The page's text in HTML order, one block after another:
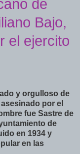
de
Bajo,
el ejercito
y orgulloso de
por el
fue Sastre de
de
en 1934 y
en las